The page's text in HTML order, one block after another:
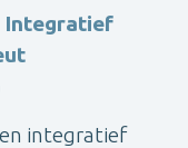
Integratief
integratief